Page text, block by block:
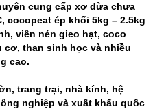
cung cấp xơ dừa chưa
cocopeat ép khối 5kg – 2.5kg
viên nén gieo hạt, coco
cơ, than sinh học và nhiều
cao.
trang trại, nhà kính, hệ
nghiệp và xuất khẩu quốc